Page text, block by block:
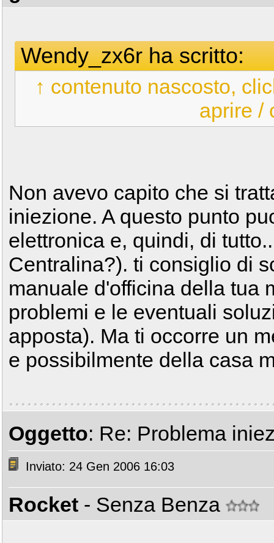
Wendy_zx6r ha scritto:
↑ contenuto nascosto,
aprire /
Non avevo capito che si
iniezione. A questo punto
elettronica e, quindi, di
Centralina?). ti consiglio di
manuale d'officina della tua
problemi e le eventuali
apposta). Ma ti occorre un
e possibilmente della casa
Oggetto: Re: Problema
Inviato: 24 Gen 2006 16:03
Rocket - Senza Benza